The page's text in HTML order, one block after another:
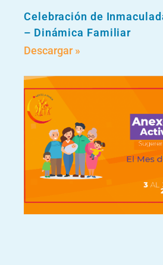
Celebración de
– Dinámica Familiar
Descargar »